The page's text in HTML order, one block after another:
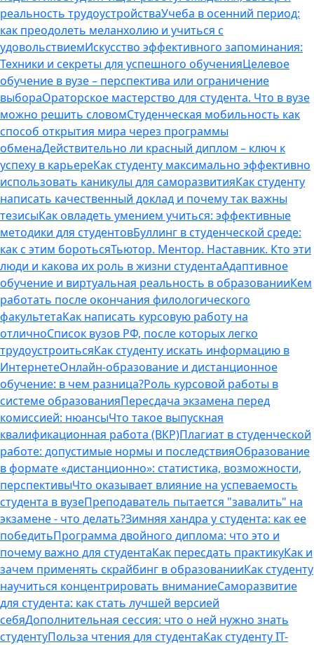
реальность трудоустройстваУчеба в осенний период:
как преодолеть меланхолию и учиться с
удовольствиемИскусство эффективного запоминания:
Техники и секреты для успешного обученияЦелевое
обучение в вузе – перспектива или ограничение
выбораОраторское мастерство для студента. Что в вузе
можно решить словомСтуденческая мобильность как
способ открытия мира через программы
обменаДействительно ли красный диплом – ключ к
успеху в карьереКак студенту максимально эффективно
использовать каникулы для саморазвитияКак студенту
написать качественный доклад и почему так важны
тезисыКак овладеть умением учиться: эффективные
методики для студентовБуллинг в студенческой среде:
как с этим боротьсяТьютор. Ментор. Наставник. Кто эти
люди и какова их роль в жизни студентаАдаптивное
обучение и виртуальная реальность в образованииКем
работать после окончания филологического
факультетаКак написать курсовую работу на
отличноСписок вузов РФ, после которых легко
трудоустроитьсяКак студенту искать информацию в
ИнтернетеОнлайн-образование и дистанционное
обучение: в чем разница?Роль курсовой работы в
системе образованияПересдача экзамена перед
комиссией: нюансыЧто такое выпускная
квалификационная работа (ВКР)Плагиат в студенческой
работе: допустимые нормы и последствияОбразование
в формате «дистанционно»: статистика, возможности,
перспективыЧто оказывает влияние на успеваемость
студента в вузеПреподаватель пытается "завалить" на
экзамене - что делать?Зимняя хандра у студента: как ее
победитьПрограмма двойного диплома: что это и
почему важно для студентаКак пересдать практикуКак и
зачем применять скрайбинг в образованииКак студенту
научиться концентрировать вниманиеСаморазвитие
для студента: как стать лучшей версией
себяДополнительная сессия: что о ней нужно знать
студентуПольза чтения для студентаКак студенту IT-